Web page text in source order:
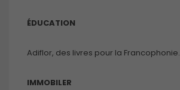
ÉDUCATION
Adiflor, des livres pour la Francophonie.
IMMOBILER